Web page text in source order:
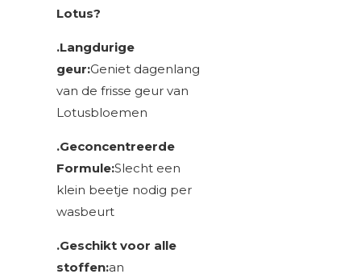
Lotus?
.Langdurige
geur:Geniet dagenlang
van de frisse geur van
Lotusbloemen
.Geconcentreerde
Formule:Slecht een
klein beetje nodig per
wasbeurt
.Geschikt voor alle
stoffen:an